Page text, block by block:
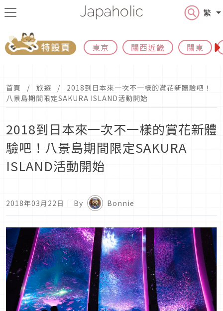
繁
東京 關西近畿 關東
首頁 旅遊
2018到日本來一次不一樣的賞花新體驗吧！
八景島期間限定SAKURA ISLAND活動開始
2018到日本來一次不一樣的賞花新體
驗吧！八景島期間限定SAKURA
ISLAND活動開始
2018年03月22日 ｜ By Bonnie